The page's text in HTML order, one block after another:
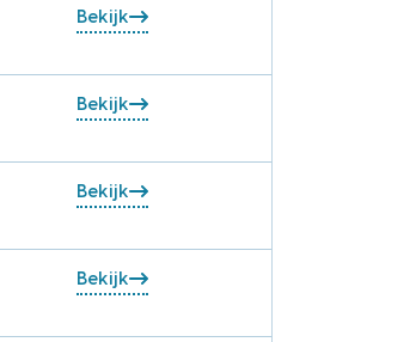
Bekijk
Bekijk
Bekijk
Bekijk